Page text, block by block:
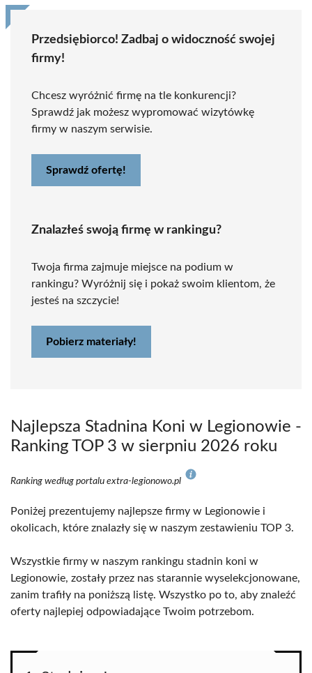
Przedsiębiorco! Zadbaj o widoczność swojej
firmy!
Chcesz wyróżnić firmę na tle konkurencji?
Sprawdź jak możesz wypromować wizytówkę
firmy w naszym serwisie.
Sprawdź ofertę!
Znalazłeś swoją firmę w rankingu?
Twoja firma zajmuje miejsce na podium w
rankingu? Wyróżnij się i pokaż swoim klientom, że
jesteś na szczycie!
Pobierz materiały!
Najlepsza Stadnina Koni w Legionowie -
Ranking TOP 3 w sierpniu 2026 roku
Ranking według portalu extra-legionowo.pl
Poniżej prezentujemy najlepsze firmy w Legionowie i
okolicach, które znalazły się w naszym zestawieniu TOP 3.
Wszystkie firmy w naszym rankingu stadnin koni w
Legionowie, zostały przez nas starannie wyselekcjonowane,
zanim trafiły na poniższą listę. Wszystko po to, aby znaleźć
oferty najlepiej odpowiadające Twoim potrzebom.